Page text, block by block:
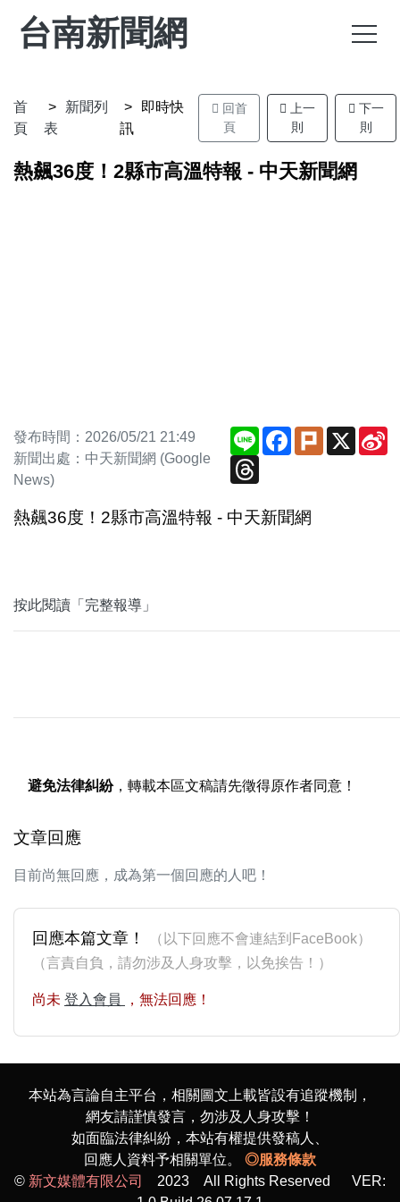
台南新聞網
首
頁
新聞列
表
即時快
訊
回首
頁
上一
則
下一
則
熱飆36度！2縣市高溫特報 - 中天新聞網
發布時間：2026/05/21 21:49
新聞出處：中天新聞網 (Google
News)
Line Facebook
PlurkX
Threads
熱飆36度！2縣市高溫特報 - 中天新聞網
按此閱讀「完整報導」
避免法律糾紛，轉載本區文稿請先徵得原作者同意！
文章回應
目前尚無回應，成為第一個回應的人吧！
回應本篇文章！
（以下回應不會連結到FaceBook）
（言責自負，請勿涉及人身攻擊，以免挨告！）
尚未 登入會員 ，無法回應！
本站為言論自主平台，相關圖文上載皆設有追蹤機制，
網友請謹慎發言，勿涉及人身攻擊！
如面臨法律糾紛，本站有權提供發稿人、
回應人資料予相關單位。 ◎服務條款
© 新文媒體有限公司
2023 All Rights Reserved VER: